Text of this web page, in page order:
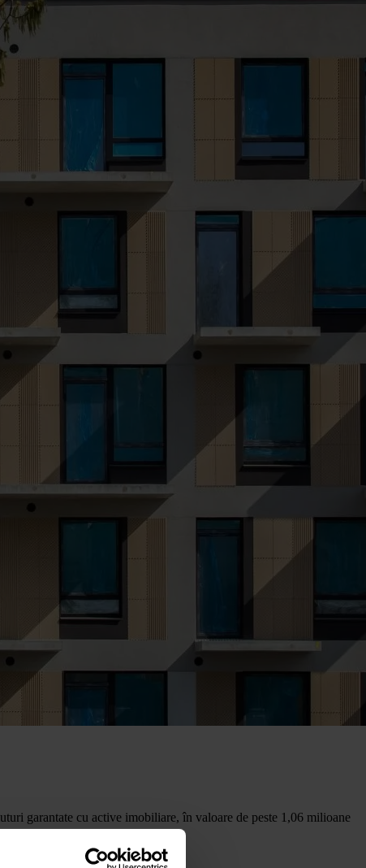
garantate cu active imobiliare, în valoare de peste 1,06 milioane
singură lună pe platformă.